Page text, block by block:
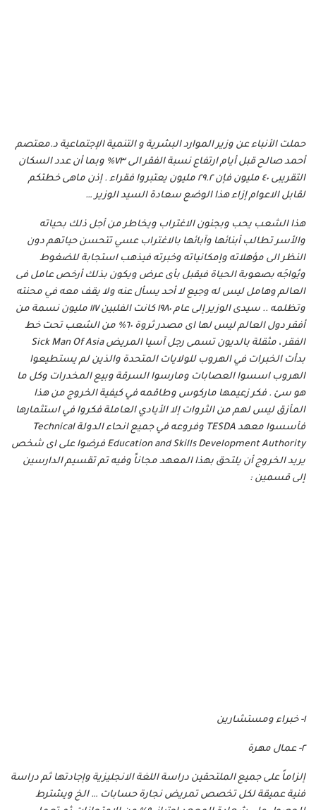
حملت الأنباء عن وزير الموارد البشرية و التنمية الإجتماعية د.معتصم
أحمد صالح قبل أيام ارتفاع نسبة الفقر الى ٧٣% وبما أن عدد السكان
التقريبى ٤٠ مليون فإن ٢٩.٢ مليون يعتبروا فقراء . إذن ماهى خطتكم
لقابل الاعوام إزاء هذا الوضع سعادة السيد الوزير …
هذا الشعب يحب وبجنون الاغتراب ويخاطر من أجل ذلك بحياته
والأسر تطالب أبنائها وآبائها بالاغتراب عسي تتحسن حياتهم دون
النظر الى مؤهلاته وإمكانياته وخبرته فيذهب استجابة للضغوط
ويُواجَه بصعوبة الحياة فيقبل بأى عرض ويكون بذلك أرخص عامل فى
العالم وهامل ليس له وجيع لا أحد يسأل عنه ولا يقف معه في محنته
وتظلمه .. سيدى الوزير إلى عام ١٩٨٠ كانت الفلبين ١١٧ مليون نسمة من
أفقر دول العالم ليس لها اى مصدر ثروة ٦٠% من الشعب تحت خط
الفقر ، مثقلة بالديون تسمى رجل آسيا المريض Sick Man Of Asia
بدأت الخبرات في الهروب للولايات المتحدة والذين لم يستطيعوا
الهروب اسسوا العصابات ومارسوا السرقة وبيع المخدرات وكل ما
هو سئ . فكر زعيمها ماركوس وطاقمه في كيفية الخروج من هذا
المأزق ليس لهم من الثروات إلا الأيادي العاملة فكروا في استثمارها
فأسسوا معهد TESDA وفروعه في جميع انحاء الدولة Technical
Education and Skills Development Authority فرضوا على اى شخص
يريد الخروج أن يلتحق بهذا المعهد مجاناً وفيه تم تقسيم الدارسين
إلى قسمين :
١- خبراء ومستشارين
٢- عمال مهرة
إلزاماً على جميع الملتحقين دراسة اللغة الانجليزية وإجادتها ثم دراسة
فنية عميقة لكل تخصص تمريض نجارة حسابات … الخ ويشترط